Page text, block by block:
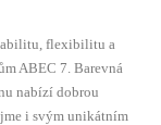
flexibilitu a
ABEC 7. Barevná
nabízí dobrou
i svým unikátním